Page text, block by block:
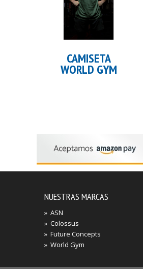
CAMISETA
WORLD GYM
NUESTRAS MARCAS
» ASN
» Colossus
» Future Concepts
» World Gym